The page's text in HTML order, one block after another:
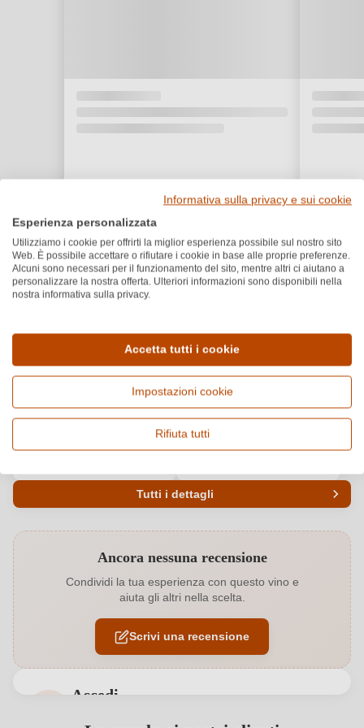
Paese e regione
Vitigno e tipologia
Origine
Qualità
Alcol
Gusto
Tutti i dettagli
Annata 2022
Colore dell'uva Rosso
Contenuto di alcol 14 %
Ancora nessuna recensione
Condividi la tua esperienza con questo vino e
aiuta gli altri nella scelta.
Scrivi una recensione
Accedi
Informativa sulla privacy e sui cookie
Esperienza personalizzata
Utilizziamo i cookie per offrirti la miglior esperienza possibile sul nostro sito
Web. È possibile accettare o rifiutare i cookie in base alle proprie preferenze.
Alcuni sono necessari per il funzionamento del sito, mentre altri ci aiutano a
personalizzare la nostra offerta. Ulteriori informazioni sono disponibili nella
nostra informativa sulla privacy.
Accetta tutti i cookie
Impostazioni cookie
Rifiuta tutti